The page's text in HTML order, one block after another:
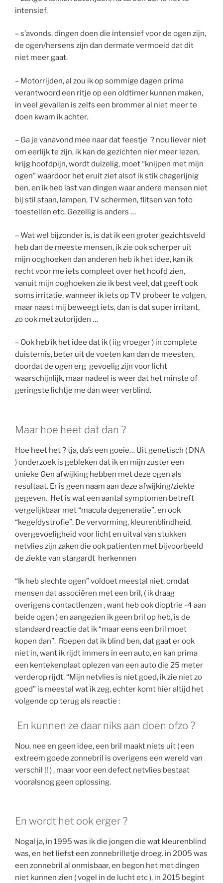
intensief.
– s’avonds, dingen doen die intensief voor de ogen zijn,
de ogen/hersens zijn dan dermate vermoeid dat dit
niet meer gaat.
– Motorrijden, al zou ik op sommige dagen prima
verantwoord een ritje op een oldtimer kunnen maken,
in veel gevallen is zelfs een brommer al niet meer te
doen kwam ik achter.
– Ga je vanavond mee naar dat feestje ? nou liever niet
om eerlijk te zijn, ik kan de gezichten nier meer lezen,
krijg hoofdpijn, wordt duizelig, moet “knijpen met mijn
ogen” waardoor het eruit ziet alsof ik stik chagerijnig
ben, en ik heb last van dingen waar andere mensen niet
bij stil staan, lampen, TV schermen, flitsen van foto
toestellen etc. Gezellig is anders …
– Wat wel bijzonder is, is dat ik een groter gezichtsveld
heb dan de meeste mensen, ik zie ook scherper uit
mijn ooghoeken dan anderen heb ik het idee, kan ik
recht voor me iets compleet over het hoofd zien,
vanuit mijn ooghoeken zie ik best veel, dat geeft ook
soms irritatie, wanneer ik iets op TV probeer te volgen,
maar naast mij beweegt iets, dan is dat super irritant,
zo ook met autorijden …
– Ook heb ik het idee dat ik ( iig vroeger ) in complete
duisternis, beter uit de voeten kan dan de meesten,
doordat de ogen erg gevoelig zijn voor licht
waarschijnlijk, maar nadeel is weer dat het minste of
geringste lichtje me dan weer verblind.
Maar hoe heet dat dan ?
Hoe heet het ? tja, da’s een goeie… Uit genetisch ( DNA
) onderzoek is gebleken dat ik en mijn zuster een
unieke Gen afwijking hebben met deze ogen als
resultaat. Er is geen naam aan deze afwijking/ziekte
gegeven. Het is wat een aantal symptomen betreft
vergelijkbaar met “macula degeneratie”, en ook
“kegeldystrofie”. De vervorming, kleurenblindheid,
overgevoeligheid voor licht en uitval van stukken
netvlies zijn zaken die ook patienten met bijvoorbeeld
de ziekte van stargardt herkennen
“Ik heb slechte ogen” voldoet meestal niet, omdat
mensen dat associëren met een bril, ( ik draag
overigens contactlenzen , want heb ook dioptrie -4 aan
beide ogen ) en aangezien ik geen bril op heb, is de
standaard reactie dat ik “maar eens een bril moet
kopen dan”. Roepen dat ik blind ben, dat gaat er ook
niet in, want ik rijdt immers in een auto, en kan prima
een kentekenplaat oplezen van een auto die 25 meter
verderop rijdt. “Mijn netvlies is niet goed, ik zie niet zo
goed” is meestal wat ik zeg, echter komt hier altijd het
volgende op terug als reactie :
En kunnen ze daar niks aan doen ofzo ?
Nou, nee en geen idee, een bril maakt niets uit ( een
extreem goede zonnebril is overigens een wereld van
verschil !! ) , maar voor een defect netvlies bestaat
vooralsnog geen oplossing.
En wordt het ook erger ?
Nogal ja, in 1995 was ik die jongen die wat kleurenblind
was, en het liefst een zonnebrilletje droeg. in 2005 was
een zonnebril al onmisbaar, en begon het met dingen
niet kunnen zien ( vogel in de lucht etc ), in 2015 begint